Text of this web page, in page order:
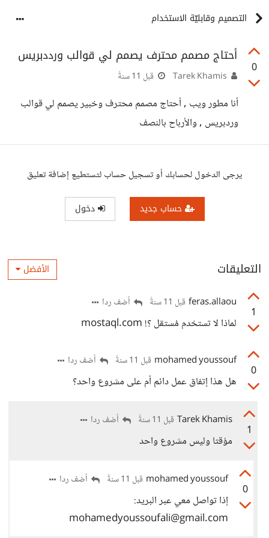
التصميم وقابليّة الاستخدام
0
أحتاج مصمم محترف يصمم لي قوالب ورددبريس
قبل 11 سنةً
أنا مطور ويب , أحتاج مصمم محترف وخبير يصمم لي قوالب
وردبريس , والأرباح بالنصف
يرجى الدخول لحسابك أو تسجيل حساب لتستطيع إضافة تعليق
حساب جديد دخول
التعليقات الأفضل
1
feras.allaou قبل 11 سنةً أضف ردا
لماذا لا تستخدم مُستقل ؟! mostaql.com
0
mohamed youssouf قبل 11 سنةً أضف ردا
هل هذا إتفاق عمل دائم أم على مشروع واحد؟
1
Tarek Khamis قبل 11 سنةً أضف ردا
مؤقتا وليس مشروع واحد
0
mohamed youssouf قبل 11 سنةً أضف ردا
إذا تواصل معي عبر البريد:
mohamedyoussoufali@gmail.com